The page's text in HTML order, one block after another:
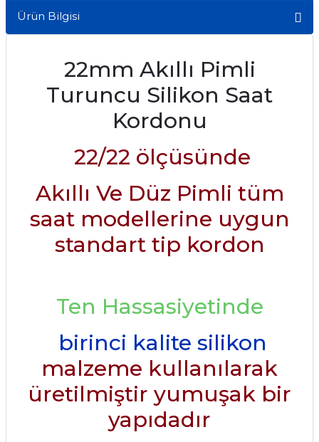
Ürün Bilgisi
22mm Akıllı Pimli
Turuncu Silikon Saat
Kordonu
22/22 ölçüsünde
Akıllı Ve Düz Pimli tüm
saat modellerine uygun
standart tip kordon
Ten Hassasiyetinde
birinci kalite silikon
malzeme kullanılarak
üretilmiştir yumuşak bir
yapıdadır